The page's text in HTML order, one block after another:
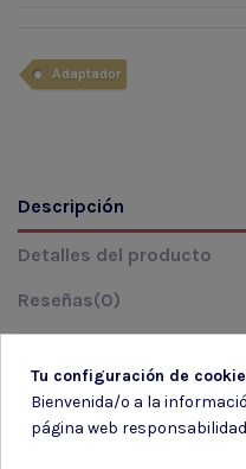
Adaptador
Descripción
Detalles del producto
Reseñas(0)
MODELO: VB-TDEANH
Tu configuración de
Bienvenida/o a la
página web